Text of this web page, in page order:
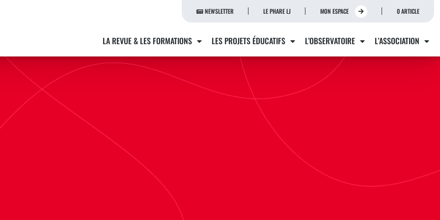
NEWSLETTER LE PHARE LJ MON ESPACE 0 ARTICLE
LA REVUE & LES FORMATIONS LES PROJETS ÉDUCATIFS L’OBSERVATOIRE L’ASSOCIATION